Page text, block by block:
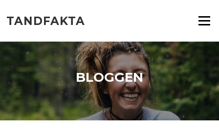
indhold
TANDFAKTA Menu
BLOGGEN